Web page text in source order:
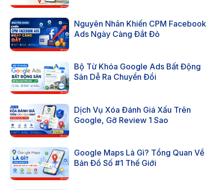
Nguyên Nhân Khiến CPM Facebook
Ads Ngày Càng Đắt Đỏ
Bộ Từ Khóa Google Ads Bất Động
Sản Dễ Ra Chuyển Đổi
Dịch Vụ Xóa Đánh Giá Xấu Trên
Google, Gỡ Review 1 Sao
Google Maps Là Gì? Tổng Quan Về
Bản Đồ Số #1 Thế Giới